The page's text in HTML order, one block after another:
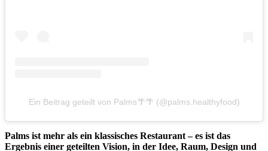
Ein Beitrag geteilt von Palms🌴🌴 (@palms.healthyfood)
Palms ist mehr als ein klassisches Restaurant – es ist das
Ergebnis einer geteilten Vision, in der Idee, Raum, Design und